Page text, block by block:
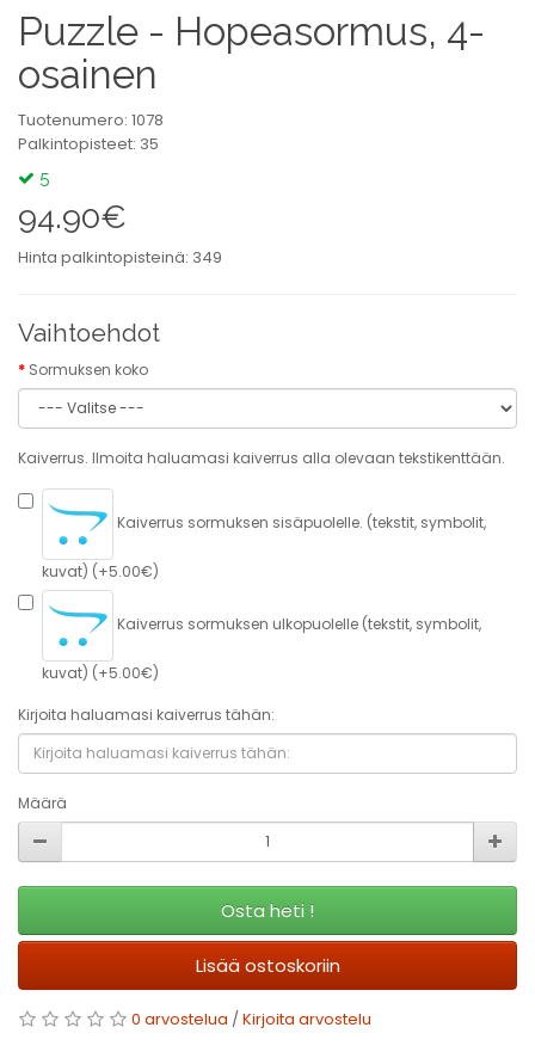
Puzzle - Hopeasormus, 4-
osainen
Tuotenumero: 1078
Palkintopisteet: 35
5
94.90€
Hinta palkintopisteinä: 349
Vaihtoehdot
Sormuksen koko
Kaiverrus. Ilmoita haluamasi kaiverrus alla olevaan tekstikenttään.
Kaiverrus sormuksen sisäpuolelle. (tekstit, symbolit,
kuvat) (+5.00€)
Kaiverrus sormuksen ulkopuolelle (tekstit, symbolit,
kuvat) (+5.00€)
Kirjoita haluamasi kaiverrus tähän:
Määrä
Osta heti !
Lisää ostoskoriin
0 arvostelua /Kirjoita arvostelu